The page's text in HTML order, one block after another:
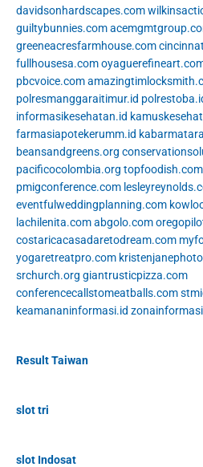
davidsonhardscapes.com
guiltybunnies.com
greeneacresfarmhouse.com
fullhousesa.com
pbcvoice.com
polresmanggaraitimur.id
informasikesehatan.id
farmasiapotekerumm.id
beansandgreens.org
pacificocolombia.org topfoodish.com
pmigconference.com
eventfulweddingplanning.com
lachilenita.comabgolo.com
costaricacasadaretodream.com
yogaretreatpro.com
srchurch.org giantrusticpizza.com
conferencecallstomeatballs.com
keamananinformasi.id
Result Taiwan
slot tri
slot Indosat